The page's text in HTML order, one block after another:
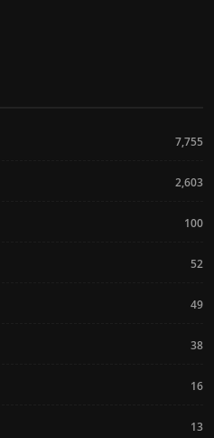
7,755
2,603
100
52
49
38
16
13